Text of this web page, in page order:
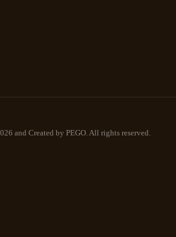
and Created by PEGO. All rights reserved.